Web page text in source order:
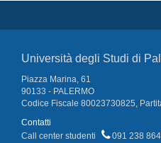
Università degli Studi di
Piazza Marina, 61
90133 - PALERMO
Codice Fiscale 80023730825,
Contatti
Call center studenti
091 238